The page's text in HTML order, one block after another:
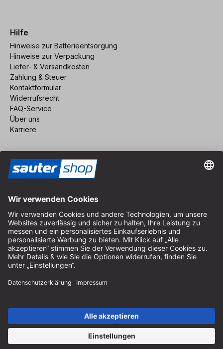
Hilfe
Hinweise zur Batterieentsorgung
Hinweise zur Verpackung
Liefer- & Versandkosten
Zahlung & Steuer
Kontaktformular
Widerrufsrecht
FAQ-Service
Über uns
Karriere
Impressum
AGB
Datenschutz
Cookie-Einstellungen
© 2026 sauter GmbH
* kostenloser Versand ab 150 Euro Bestellwert innerhalb
Deutschlands für die Standard-Paketgrößen - ausgenommen
Sperrgut und Fracht
In Abh. des Lieferlandes kann die MwSt. an der Kasse variieren.